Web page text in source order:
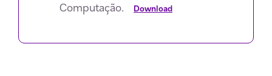
Computação.
Download